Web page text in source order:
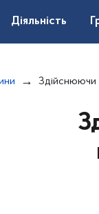
Діяльність
Здійснюючи покупки в